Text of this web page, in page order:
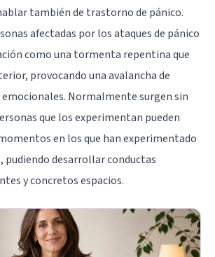
también de trastorno de pánico.
afectadas por los ataques de pánico
como una tormenta repentina que
provocando una avalancha de
Normalmente surgen sin
que los experimentan pueden
en los que han experimentado
pudiendo desarrollar conductas
y concretos espacios.